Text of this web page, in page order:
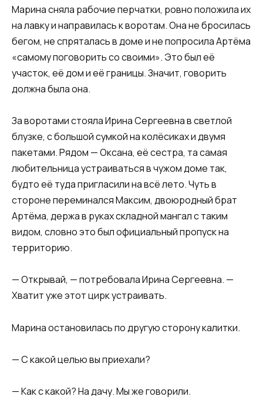
Марина сняла рабочие перчатки, ровно положила их
на лавку и направилась к воротам. Она не бросилась
бегом, не спряталась в доме и не попросила Артёма
«самому поговорить со своими». Это был её
участок, её дом и её границы. Значит, говорить
должна была она.
За воротами стояла Ирина Сергеевна в светлой
блузке, с большой сумкой на колёсиках и двумя
пакетами. Рядом — Оксана, её сестра, та самая
любительница устраиваться в чужом доме так,
будто её туда пригласили на всё лето. Чуть в
стороне переминался Максим, двоюродный брат
Артёма, держа в руках складной мангал с таким
видом, словно это был официальный пропуск на
территорию.
— Открывай, — потребовала Ирина Сергеевна. —
Хватит уже этот цирк устраивать.
Марина остановилась по другую сторону калитки.
— С какой целью вы приехали?
— Как с какой? На дачу. Мы же говорили.